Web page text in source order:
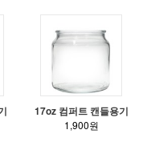
17oz 컴퍼트 캔들용기
1,900원